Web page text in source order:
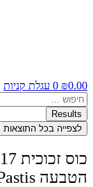
₪0.00
0 עגלת קניות
Search
...
Results
לצפייה בכל התוצאות
הטבעה Chez Pastis